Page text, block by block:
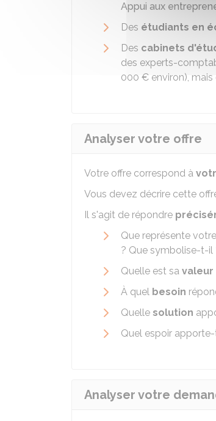
Appui aux
Des étudiants en
Des cabinets
des experts-
000 € environ), mais
Analyser votre offre
Votre offre correspond à
Vous devez décrire cette
Il s'agit de répondre
Que représente
? Que symbolise-t-il
Quelle est sa valeur
À quel besoin
Quelle solution
Quel espoir
Analyser votre